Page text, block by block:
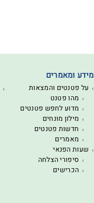
מידע ומאמרים
על פטנטים והמצאות
מהו פטנט
מדוע לחפש פטנטים
מילון מונחים
חדשות פטנטים
מאמרים
שעות הפנאי
סיפורי הצלחה
הכרישים